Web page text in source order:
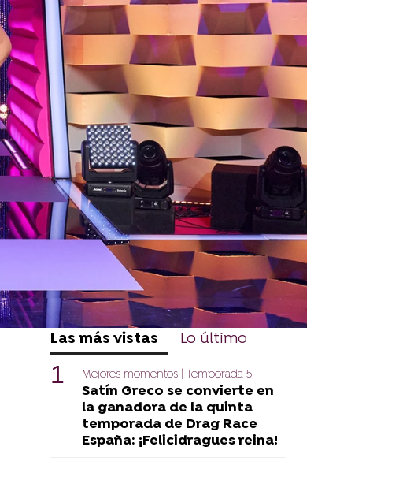
Flipboard
Las más vistas Lo último
Mejores momentos | Temporada 5
Satín Greco se convierte en
la ganadora de la quinta
temporada de Drag Race
España: ¡Felicidragues reina!